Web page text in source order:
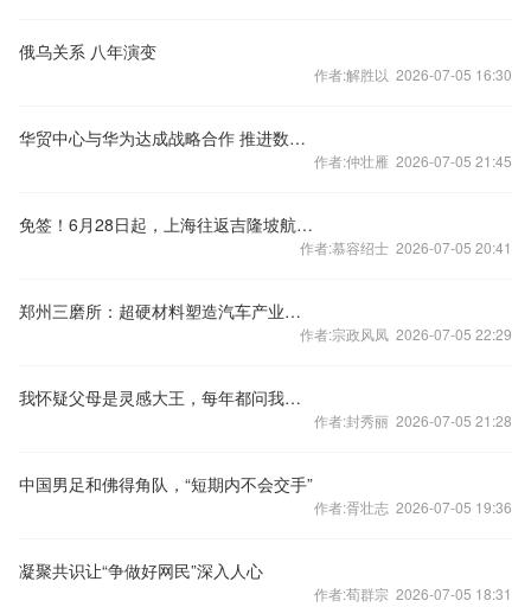
俄乌关系 八年演变
作者:解胜以 2026-07-05 16:30
华贸中心与华为达成战略合作 推进数字化转型新实践
作者:仲壮雁 2026-07-05 21:45
免签！6月28日起，上海往返吉隆坡航线全新开航
作者:慕容绍士 2026-07-05 20:41
郑州三磨所：超硬材料塑造汽车产业硬核底气 | 增强“四力”教育实践河南行
作者:宗政风凤 2026-07-05 22:29
我怀疑父母是灵感大王，每年都问我要童男童女 ——每个精神病人
作者:封秀丽 2026-07-05 21:28
中国男足和佛得角队，“短期内不会交手”
作者:胥壮志 2026-07-05 19:36
凝聚共识让“争做好网民”深入人心
作者:荀群宗 2026-07-05 18:31